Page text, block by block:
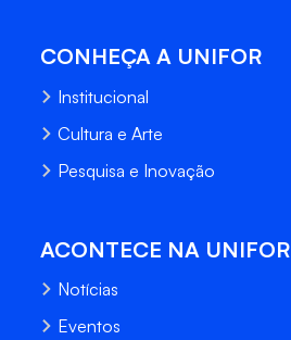
CONHEÇA A UNIFOR
Institucional
Cultura e Arte
Pesquisa e Inovação
ACONTECE NA UNIFOR
Notícias
Eventos